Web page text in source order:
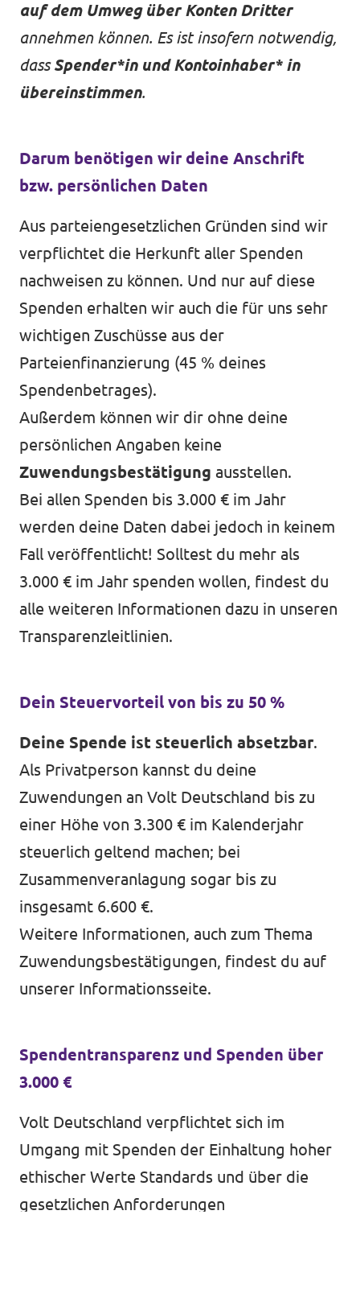
Volt in ganz Europa
Volt ist in über 30 Ländern in Europa vertreten.
Hier findest du Links zu den Websites von Volt
Volt Europa
Alle Volt Websites
auf dem Umweg über Konten Dritter
annehmen können. Es ist insofern notwendig,
dassSpender*in und Kontoinhaber* in
übereinstimmen.
Darum benötigen wir deine Anschrift
bzw. persönlichen Daten
Aus parteiengesetzlichen Gründen sind wir
verpflichtet die Herkunft aller Spenden
nachweisen zu können. Und nur auf diese
Spenden erhalten wir auch die für uns sehr
wichtigen Zuschüsse aus der
Parteienfinanzierung (45 % deines
Spendenbetrages).
Außerdem können wir dir ohne deine
persönlichen Angaben keine
Zuwendungsbestätigung ausstellen.
Bei allen Spenden bis 3.000 € im Jahr
werden deine Daten dabei jedoch in keinem
Fall veröffentlicht! Solltest du mehr als
3.000 € im Jahr spenden wollen, findest du
alle weiteren Informationen dazu in unseren
Transparenzleitlinien.
Dein Steuervorteil von bis zu 50 %
Deine Spende ist steuerlich absetzbar.
Als Privatperson kannst du deine
Zuwendungen an Volt Deutschland bis zu
einer Höhe von 3.300 € im Kalenderjahr
steuerlich geltend machen; bei
Zusammenveranlagung sogar bis zu
insgesamt 6.600 €.
Weitere Informationen, auch zum Thema
Zuwendungsbestätigungen, findest du auf
unserer Informationsseite.
Spendentransparenz und Spenden über
3.000 €
Volt Deutschland verpflichtet sich im
Umgang mit Spenden der Einhaltung hoher
ethischer Werte Standards und über die
gesetzlichen Anforderungen